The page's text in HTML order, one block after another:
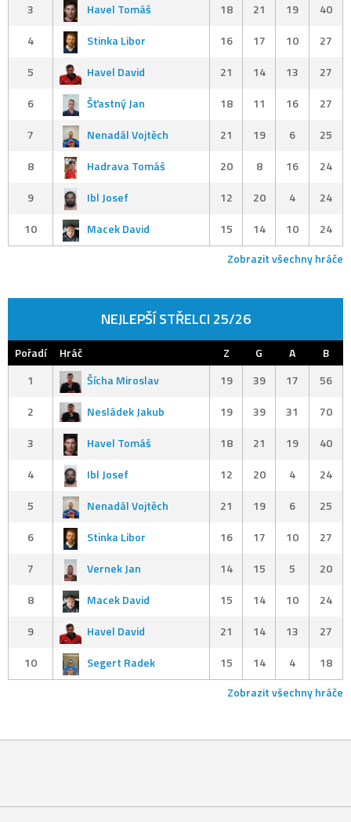
3
Havel Tomáš 18 21 19
40
4
Stinka Libor 16 17 10
27
5
Havel David 21 14 13
27
6
Šťastný Jan 18 11 16
27
7
Nenadál Vojtěch 21 19 6
25
8
Hadrava Tomáš 20 8 16
24
9
Ibl Josef 12 20 4
24
10
Macek David 15 14 10
24
Zobrazit všechny hráče
NEJLEPŠÍ STŘELCI 25/26
Pořadí Hráč Z G A
B
1
Šícha Miroslav 19 39 17
56
2
Nesládek Jakub 19 39 31
70
3
Havel Tomáš 18 21 19
40
4
Ibl Josef 12 20 4
24
5
Nenadál Vojtěch 21 19 6
25
6
Stinka Libor 16 17 10
27
7
Vernek Jan 14 15 5
20
8
Macek David 15 14 10
24
9
Havel David 21 14 13
27
10
Segert Radek 15 14 4
18
Zobrazit všechny hráče